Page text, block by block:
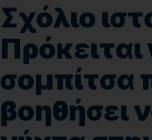
Σχόλιο
Πρόκειται
σομπίτσα
βοηθήσει